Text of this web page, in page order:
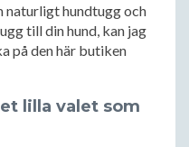
naturligt hundtugg och
till din hund, kan jag
på den här butiken
lilla valet som